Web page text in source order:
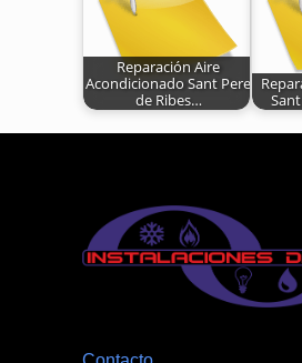
Reparación Aire
Acondicionado Sant Pere
de Ribes…